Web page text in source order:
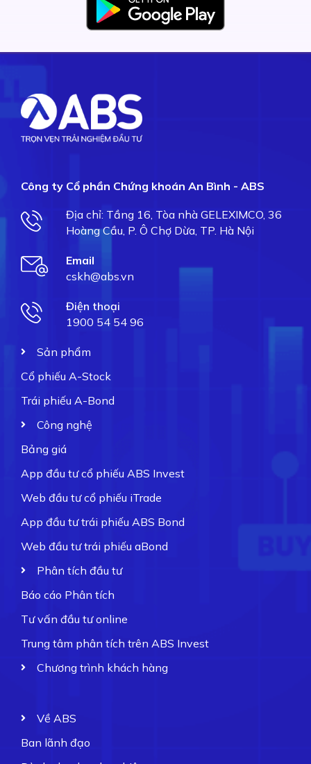
Công ty Cổ phần Chứng khoán An Bình - ABS
Địa chỉ: Tầng 16, Tòa nhà GELEXIMCO, 36
Hoàng Cầu, P. Ô Chợ Dừa, TP. Hà Nội
Email
cskh@abs.vn
Điện thoại
1900 54 54 96
Sản phẩm
Cổ phiếu A-Stock
Trái phiếu A-Bond
Công nghệ
Bảng giá
App đầu tư cổ phiếu ABS Invest
Web đầu tư cổ phiếu iTrade
App đầu tư trái phiếu ABS Bond
Web đầu tư trái phiếu aBond
Phân tích đầu tư
Báo cáo Phân tích
Tư vấn đầu tư online
Trung tâm phân tích trên ABS Invest
Chương trình khách hàng
Về ABS
Ban lãnh đạo